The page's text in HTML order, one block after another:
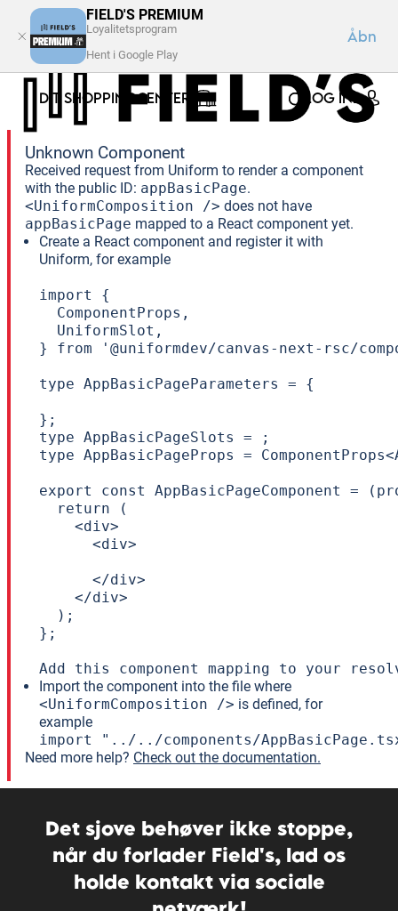
FIELD'S PREMIUM
Loyalitetsprogram
Hent i Google Play
Åbn
DIT SHOPPINGCENTER LOG IND
Unknown Component
Received request from Uniform to render a component
with the public ID: appBasicPage.
<UniformComposition /> does not have
appBasicPage mapped to a React component yet.
Create a React component and register it with
Uniform, for example
import {
  ComponentProps,
  UniformSlot,
} from '@uniformdev/canvas-next-rsc/
type AppBasicPageParameters = {
};
type AppBasicPageSlots = ;
type AppBasicPageProps =
export const AppBasicPageComponent =
  return (
    <div>
      <div>
      </div>
    </div>
  );
};
Add this component mapping to your
Import the component into the file where
<UniformComposition /> is defined, for
example
import "../../components/
Need more help? Check out the documentation.
Det sjove behøver ikke stoppe,
når du forlader Field's, lad os
holde kontakt via sociale